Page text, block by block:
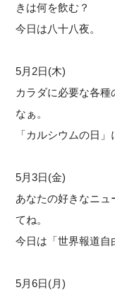
きは何を飲む？
今日は八十八夜。
5月2日(木)
カラダに必要な各
なぁ。
「カルシウムの日」
5月3日(金)
あなたの好きなニュ
てね。
今日は「世界報道自
5月6日(月)